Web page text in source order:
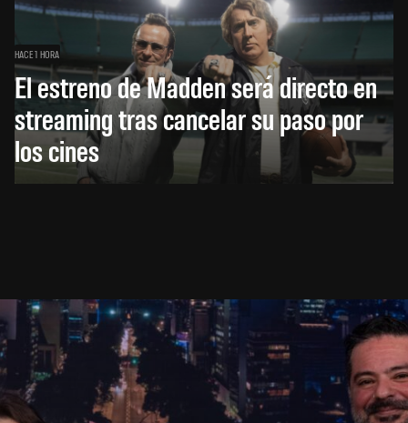
HACE 1 HORA
El estreno de Madden será directo en
streaming tras cancelar su paso por
los cines